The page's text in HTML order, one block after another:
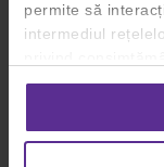
permite să
intermediul
consimțământul
setările dvs. de